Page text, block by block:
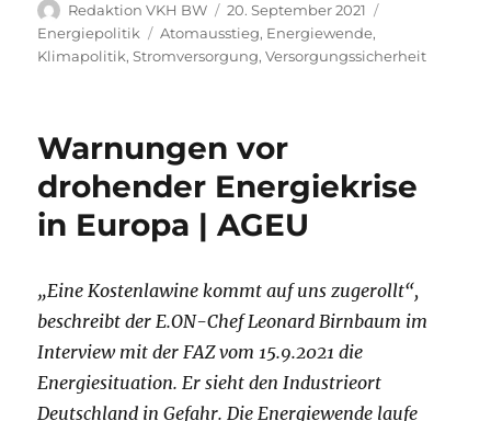
Autor
Redaktion VKH BW
Veröffentlicht
am
20. September 2021
Energiepolitik
Schlagwörter
Atomausstieg, Energiewende,
Klimapolitik,Stromversorgung,Versorgungssicherheit
Warnungen vor
drohender Energiekrise
in Europa | AGEU
„Eine Kostenlawine kommt auf uns zugerollt“,
beschreibt der E.ON-Chef Leonard Birnbaum im
Interview mit der FAZ vom 15.9.2021 die
Energiesituation. Er sieht den Industrieort
Deutschland in Gefahr. Die Energiewende laufe